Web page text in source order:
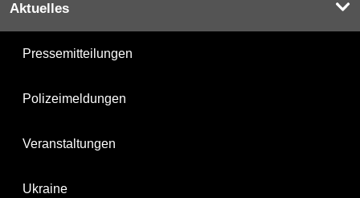
Aktuelles
Pressemitteilungen
Polizeimeldungen
Veranstaltungen
Ukraine